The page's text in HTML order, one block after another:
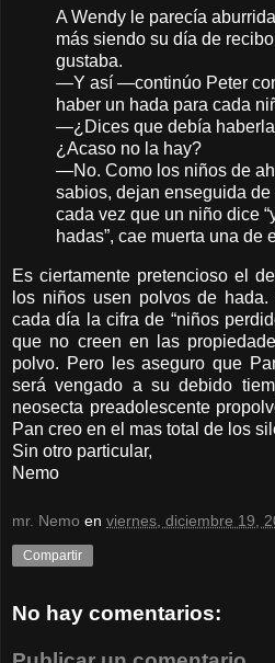
A Wendy le parecía
más siendo su día de
gustaba.
—Y así —continúo Peter
haber un hada para cada
—¿Dices que debía
¿Acaso no la hay?
—No. Como los niños de
sabios, dejan enseguida de
cada vez que un niño dice
hadas”, cae muerta una de
Es ciertamente pretencioso el
los niños usen polvos de hada.
cada día la cifra de “niños
que no creen en las
polvo. Pero les aseguro que
será vengado a su debido
neosecta preadolescente
Pan creo en el mas total de los
Sin otro particular,
Nemo
mr. Nemo en viernes, diciembre 19,
Compartir
No hay comentarios: